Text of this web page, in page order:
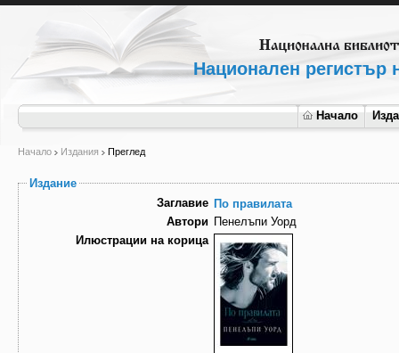
Национален регистър
Начало
Начало Издания Преглед
Издание
Заглавие По правилата
Автори Пенелъпи Уорд
Илюстрации на корица